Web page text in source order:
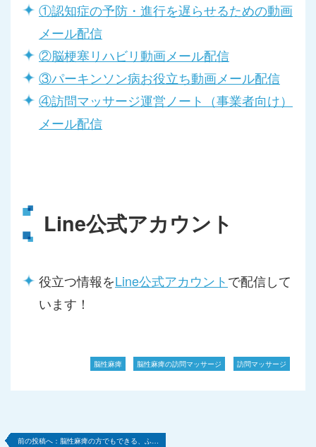
①認知症の予防・進行を遅らせるための動画
メール配信
②脳梗塞リハビリ動画メール配信
③パーキンソン病お役立ち動画メール配信
④訪問マッサージ運営ノート（事業者向け）
メール配信
Line公式アカウント
役立つ情報をLine公式アカウントで配信して
います！
脳性麻痺 脳性麻痺の訪問マッサージ 訪問マッサージ
脳性麻痺の方でもできる、ふ…